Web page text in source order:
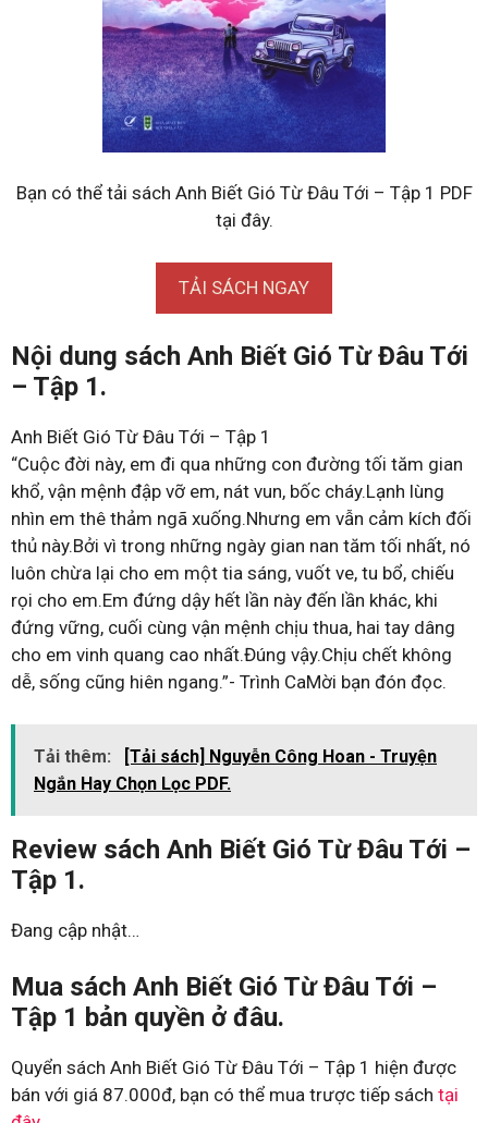
Bạn có thể tải sách Anh Biết Gió Từ Đâu Tới – Tập 1 PDF
tại đây.
TẢI SÁCH NGAY
Nội dung sách Anh Biết Gió Từ Đâu Tới
– Tập 1.
Anh Biết Gió Từ Đâu Tới – Tập 1
“Cuộc đời này, em đi qua những con đường tối tăm gian
khổ, vận mệnh đập vỡ em, nát vun, bốc cháy.Lạnh lùng
nhìn em thê thảm ngã xuống.Nhưng em vẫn cảm kích đối
thủ này.Bởi vì trong những ngày gian nan tăm tối nhất, nó
luôn chừa lại cho em một tia sáng, vuốt ve, tu bổ, chiếu
rọi cho em.Em đứng dậy hết lần này đến lần khác, khi
đứng vững, cuối cùng vận mệnh chịu thua, hai tay dâng
cho em vinh quang cao nhất.Đúng vậy.Chịu chết không
dễ, sống cũng hiên ngang.”- Trình CaMời bạn đón đọc.
Tải thêm:
[Tải sách] Nguyễn Công Hoan - Truyện
Ngắn Hay Chọn Lọc PDF.
Review sách Anh Biết Gió Từ Đâu Tới –
Tập 1.
Đang cập nhật…
Mua sách Anh Biết Gió Từ Đâu Tới –
Tập 1 bản quyền ở đâu.
Quyển sách Anh Biết Gió Từ Đâu Tới – Tập 1 hiện được
bán với giá 87.000đ, bạn có thể mua trược tiếp sách tại